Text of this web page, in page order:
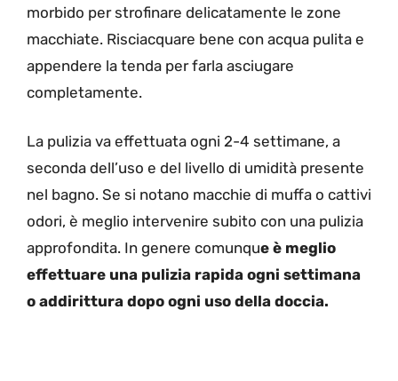
morbido per strofinare delicatamente le zone
macchiate. Risciacquare bene con acqua pulita e
appendere la tenda per farla asciugare
completamente.
La pulizia va effettuata ogni 2-4 settimane, a
seconda dell’uso e del livello di umidità presente
nel bagno. Se si notano macchie di muffa o cattivi
odori, è meglio intervenire subito con una pulizia
approfondita. In genere comunque è meglio
effettuare una pulizia rapida ogni settimana
o addirittura dopo ogni uso della doccia.